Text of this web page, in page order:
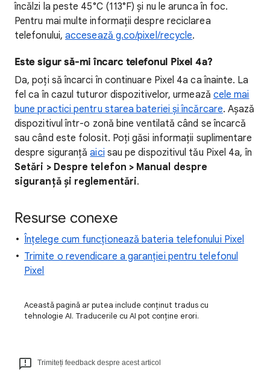
încălzi la peste 45°C (113°F) și nu le arunca în foc.
Pentru mai multe informații despre reciclarea
telefonului,accesează g.co/pixel/recycle.
Este sigur să-mi încarc telefonul Pixel 4a?
Da, poți să încarci în continuare Pixel 4a ca înainte. La
fel ca în cazul tuturor dispozitivelor, urmează cele mai
bune practici pentru starea bateriei și încărcare. Așază
dispozitivul într-o zonă bine ventilată când se încarcă
sau când este folosit. Poți găsi informații suplimentare
despre siguranțăaici sau pe dispozitivul tău Pixel 4a, în
Setări > Despre telefon > Manual despre
siguranță și reglementări.
Resurse conexe
Înțelege cum funcționează bateria telefonului Pixel
Trimite o revendicare a garanției pentru telefonul
Pixel
Această pagină ar putea include conținut tradus cu
tehnologie AI. Traducerile cu AI pot conține erori.
Trimiteți feedback despre acest articol